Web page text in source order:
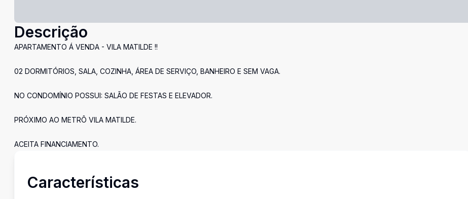
Descrição
APARTAMENTO Á VENDA - VILA MATILDE !!
02 DORMITÓRIOS, SALA, COZINHA, ÁREA DE SERVIÇO, BANHEIRO E SEM VAGA.
NO CONDOMÍNIO POSSUI: SALÃO DE FESTAS E ELEVADOR.
PRÓXIMO AO METRÔ VILA MATILDE.
ACEITA FINANCIAMENTO.
Características